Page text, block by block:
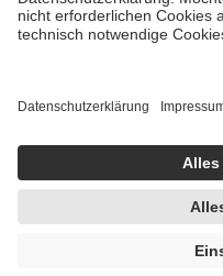
• Harn- und Blutteststreifen
getroffen, um sicherzustellen,
https://help.etrusted.com/
Einige Bilder und Inhalte